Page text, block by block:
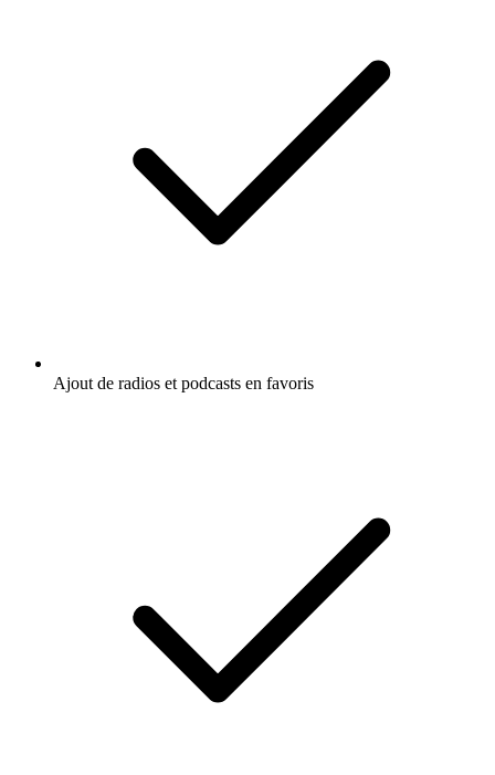
Ajout de radios et podcasts en favoris